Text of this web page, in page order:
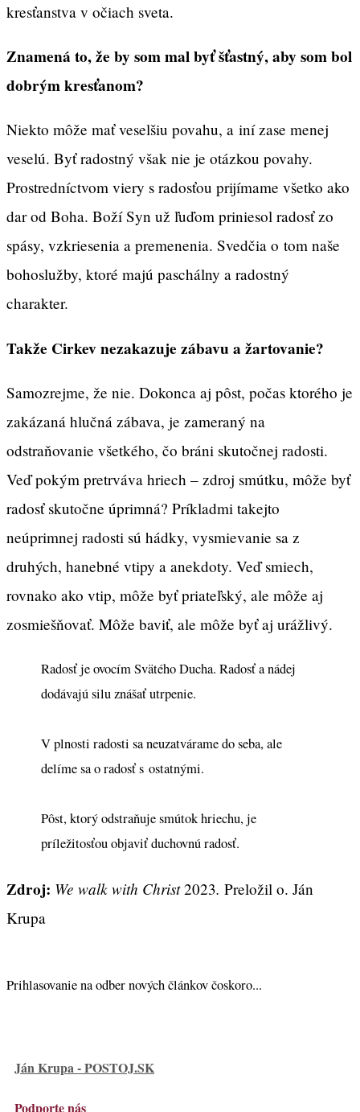
kresťanstva v očiach sveta.
Znamená to, že by som mal byť šťastný, aby som bol
dobrým kresťanom?
Niekto môže mať veselšiu povahu, a iní zase menej
veselú. Byť radostný však nie je otázkou povahy.
Prostredníctvom viery s radosťou prijímame všetko ako
dar od Boha. Boží Syn už ľuďom priniesol radosť zo
spásy, vzkriesenia a premenenia. Svedčia o tom naše
bohoslužby, ktoré majú paschálny a radostný
charakter.
Takže Cirkev nezakazuje zábavu a žartovanie?
Samozrejme, že nie. Dokonca aj pôst, počas ktorého je
zakázaná hlučná zábava, je zameraný na
odstraňovanie všetkého, čo bráni skutočnej radosti.
Veď pokým pretrváva hriech – zdroj smútku, môže byť
radosť skutočne úprimná? Príkladmi takejto
neúprimnej radosti sú hádky, vysmievanie sa z
druhých, hanebné vtipy a anekdoty. Veď smiech,
rovnako ako vtip, môže byť priateľský, ale môže aj
zosmiešňovať. Môže baviť, ale môže byť aj urážlivý.
Radosť je ovocím Svätého Ducha. Radosť a nádej
dodávajú silu znášať utrpenie.
V plnosti radosti sa neuzatvárame do seba, ale
delíme sa o radosť s ostatnými.
Pôst, ktorý odstraňuje smútok hriechu, je
príležitosťou objaviť duchovnú radosť.
Zdroj: We walk with Christ2023. Preložil o. Ján
Krupa
Prihlasovanie na odber nových článkov čoskoro...
Ján Krupa - POSTOJ.SK
Podporte nás